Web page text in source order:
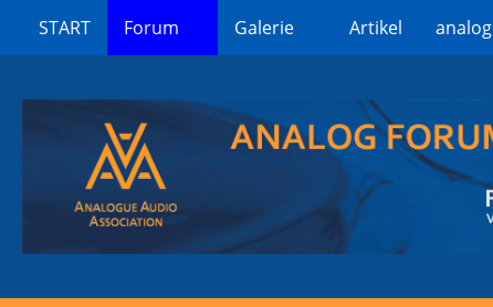
START Forum Galerie Artikel